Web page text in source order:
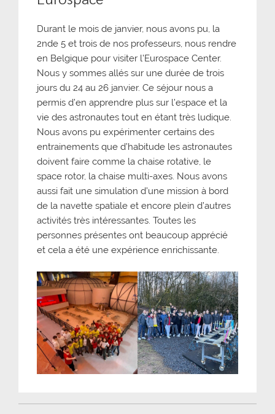
Durant le mois de janvier, nous avons pu, la
2nde 5 et trois de nos professeurs, nous rendre
en Belgique pour visiter l’Eurospace Center.
Nous y sommes allés sur une durée de trois
jours du 24 au 26 janvier. Ce séjour nous a
permis d’en apprendre plus sur l’espace et la
vie des astronautes tout en étant très ludique.
Nous avons pu expérimenter certains des
entrainements que d’habitude les astronautes
doivent faire comme la chaise rotative, le
space rotor, la chaise multi-axes. Nous avons
aussi fait une simulation d’une mission à bord
de la navette spatiale et encore plein d’autres
activités très intéressantes. Toutes les
personnes présentes ont beaucoup apprécié
et cela a été une expérience enrichissante.